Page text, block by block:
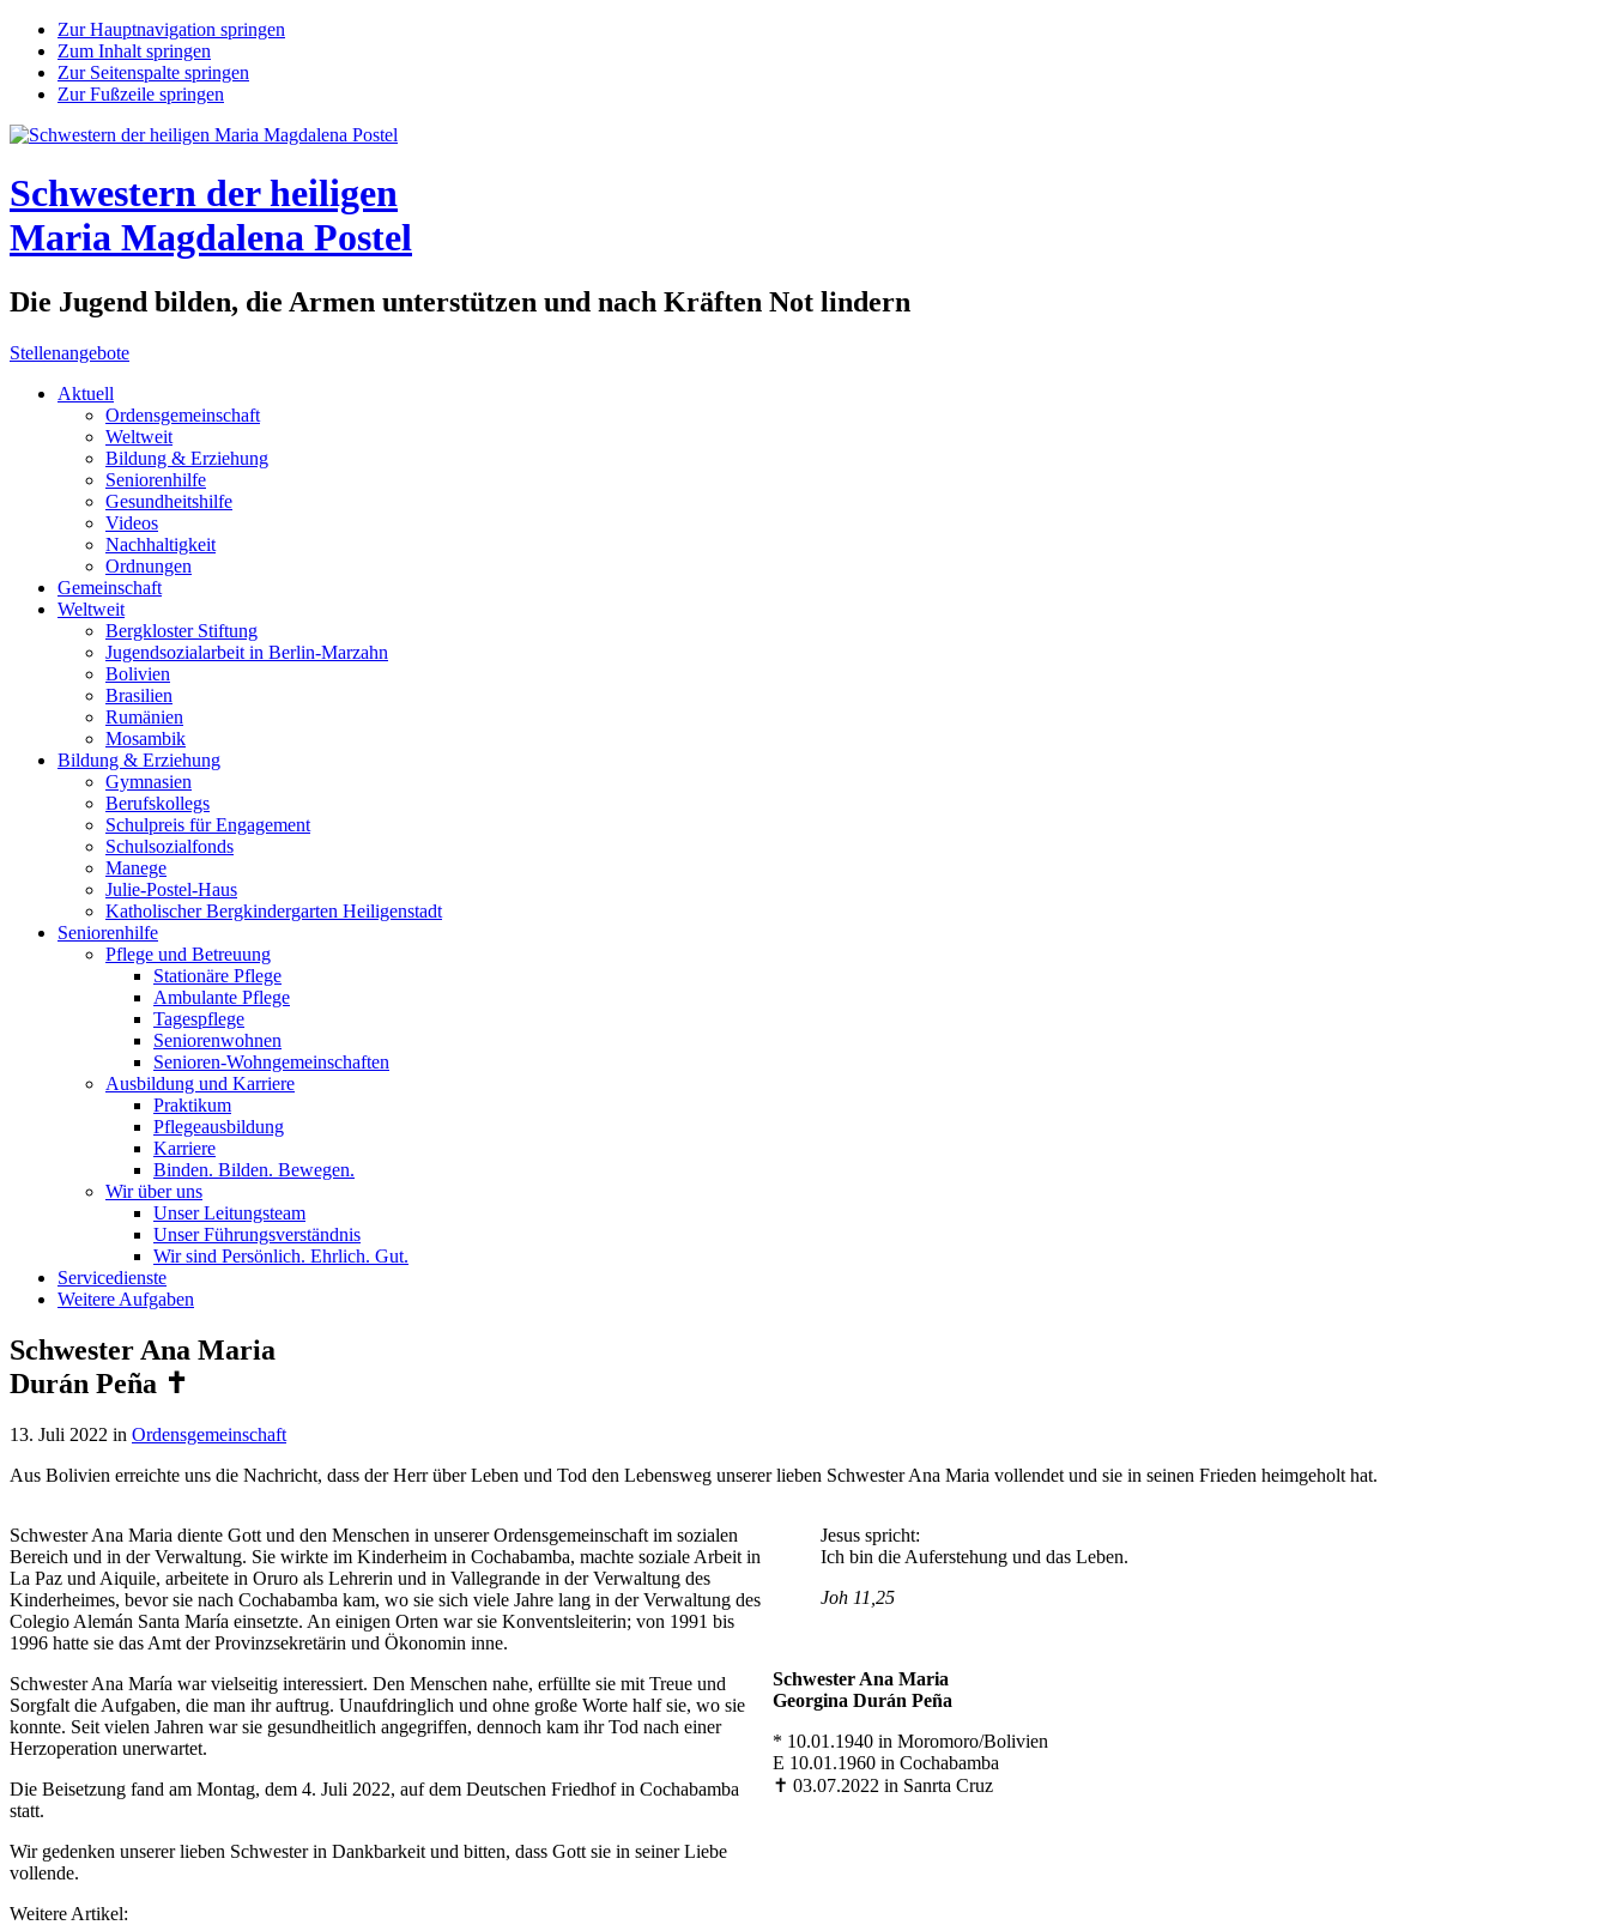
Zur Hauptnavigation springen
Zum Inhalt springen
Zur Seitenspalte springen
Zur Fußzeile springen
Schwestern der heiligen
Maria Magdalena Postel
Die Jugend bilden, die Armen unterstützen und nach Kräften Not lindern
Stellenangebote
Aktuell
Ordensgemeinschaft
Weltweit
Bildung & Erziehung
Seniorenhilfe
Gesundheitshilfe
Videos
Nachhaltigkeit
Ordnungen
Gemeinschaft
Weltweit
Bergkloster Stiftung
Jugendsozialarbeit in Berlin-Marzahn
Bolivien
Brasilien
Rumänien
Mosambik
Bildung & Erziehung
Gymnasien
Berufskollegs
Schulpreis für Engagement
Schulsozialfonds
Manege
Julie-Postel-Haus
Katholischer Bergkindergarten Heiligenstadt
Seniorenhilfe
Pflege und Betreuung
Stationäre Pflege
Ambulante Pflege
Tagespflege
Seniorenwohnen
Senioren-Wohn­ge­mein­schaf­ten
Ausbildung und Karriere
Praktikum
Pflegeausbildung
Karriere
Binden. Bilden. Bewegen.
Wir über uns
Unser Leitungsteam
Unser Führungsverständnis
Wir sind Persönlich. Ehrlich. Gut.
Servicedienste
Weitere Aufgaben
Schwester Ana Maria
Durán Peña ✝
13. Juli 2022 in Ordensgemeinschaft
Aus Bolivien erreichte uns die Nachricht, dass der Herr über Leben und Tod den Lebensweg unserer lieben Schwester Ana Maria vollendet und sie in seinen Frieden heimgeholt hat.
Schwester Ana Maria diente Gott und den Menschen in unserer Ordensgemeinschaft im sozialen
Bereich und in der Verwaltung. Sie wirkte im Kinderheim in Cochabamba, machte soziale Arbeit in
La Paz und Aiquile, arbeitete in Oruro als Lehrerin und in Vallegrande in der Verwaltung des
Kinderheimes, bevor sie nach Cochabamba kam, wo sie sich viele Jahre lang in der Verwaltung des
Colegio Alemán Santa María einsetzte. An einigen Orten war sie Konventsleiterin; von 1991 bis
1996 hatte sie das Amt der Provinzsekretärin und Ökonomin inne.
Schwester Ana María war vielseitig interessiert. Den Menschen nahe, erfüllte sie mit Treue und
Sorgfalt die Aufgaben, die man ihr auftrug. Unaufdringlich und ohne große Worte half sie, wo sie
konnte. Seit vielen Jahren war sie gesundheitlich angegriffen, dennoch kam ihr Tod nach einer
Herzoperation unerwartet.
Die Beisetzung fand am Montag, dem 4. Juli 2022, auf dem Deutschen Friedhof in Cochabamba
statt.
Wir gedenken unserer lieben Schwester in Dankbarkeit und bitten, dass Gott sie in seiner Liebe
vollende.
Jesus spricht:
Ich bin die Auferstehung und das Leben.
Joh 11,25
Schwester Ana Maria
Georgina Durán Peña
* 10.01.1940 in Moromoro/Bolivien
E 10.01.1960 in Cochabamba
✝ 03.07.2022 in Sanrta Cruz
Weitere Artikel: